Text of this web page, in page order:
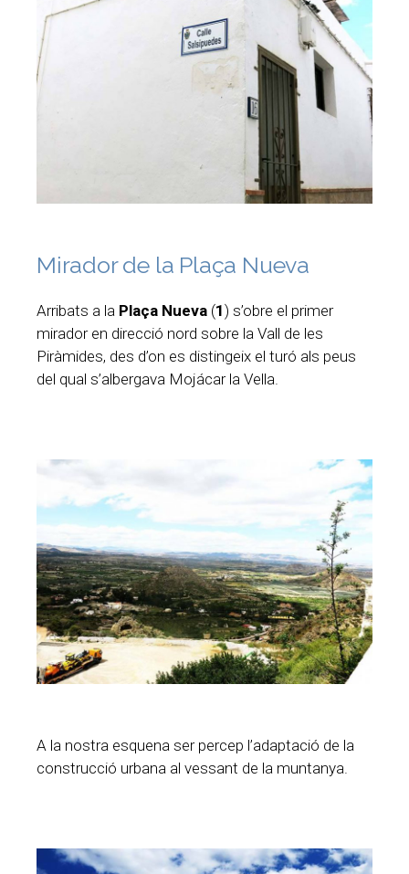
Mirador de la Plaça Nueva
Arribats a la Plaça Nueva (1) s’obre el primer
mirador en direcció nord sobre la Vall de les
Piràmides, des d’on es distingeix el turó als peus
del qual s’albergava Mojácar la Vella.
A la nostra esquena ser percep l’adaptació de la
construcció urbana al vessant de la muntanya.